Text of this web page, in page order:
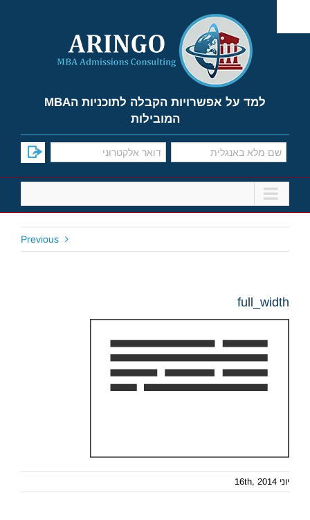
content
למד על אפשרויות הקבלה לתוכניות הMBA
המובילות
Previous
full_width
יוני 16th, 2014